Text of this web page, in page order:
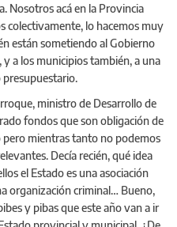
Nosotros acá en la Provincia
colectivamente, lo hacemos muy
están sometiendo al Gobierno
a los municipios también, a una
presupuestario.
ministro de Desarrollo de
fondos que son obligación de
pero mientras tanto no podemos
Decía recién, qué idea
el Estado es una asociación
organización criminal… Bueno,
y pibas que este año van a ir